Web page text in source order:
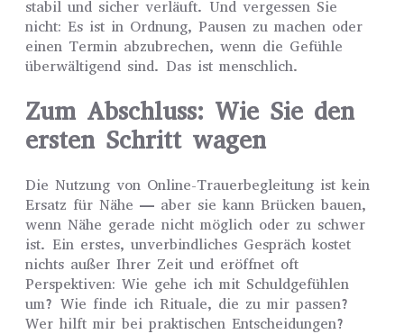
stabil und sicher verläuft. Und vergessen Sie
nicht: Es ist in Ordnung, Pausen zu machen oder
einen Termin abzubrechen, wenn die Gefühle
überwältigend sind. Das ist menschlich.
Zum Abschluss: Wie Sie den
ersten Schritt wagen
Die Nutzung von Online-Trauerbegleitung ist kein
Ersatz für Nähe — aber sie kann Brücken bauen,
wenn Nähe gerade nicht möglich oder zu schwer
ist. Ein erstes, unverbindliches Gespräch kostet
nichts außer Ihrer Zeit und eröffnet oft
Perspektiven: Wie gehe ich mit Schuldgefühlen
um? Wie finde ich Rituale, die zu mir passen?
Wer hilft mir bei praktischen Entscheidungen?